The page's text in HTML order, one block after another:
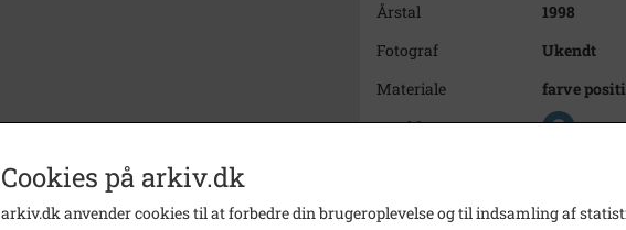
Årstal
1998
Fotograf
Ukendt
Materiale
farve
Se på kort
Enhed
Vejrup
Cookies på arkiv.dk
arkiv.dk anvender cookies til at forbedre din brugeroplevelse og til indsamling af